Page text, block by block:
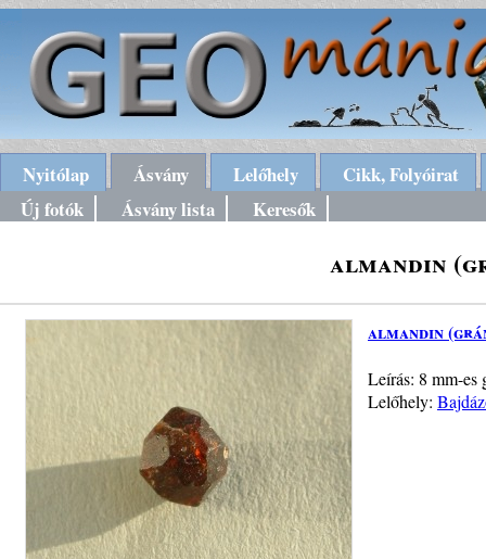
Nyitólap Ásvány Lelőhely
Cikk, Folyóirat
Új fotók
Ásvány lista Keresők
almandin
almandin
Leírás: 8 mm-es
Lelőhely: